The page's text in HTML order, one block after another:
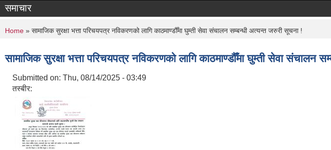
समाचार
You are here
Home » सामाजिक सुरक्षा भत्ता परिचयपत्र नविकरणको लागि काठमाण्डौँमा घुम्ती सेवा संचालन सम्बन्धी अत्यन्त जरुरी सूचना !
सामाजिक सुरक्षा भत्ता परिचयपत्र नविकरणको लागि काठमाण्डौँमा घुम्ती सेवा संचालन
Submitted on: Thu, 08/14/2025 - 03:49
तस्बीर: